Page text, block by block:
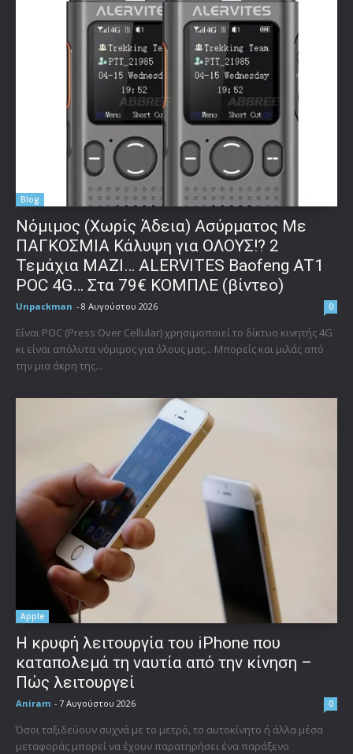
Blog
Νόμιμος (Χωρίς Άδεια) Ασύρματος Με
ΠΑΓΚΟΣΜΙΑ Κάλυψη για ΟΛΟΥΣ!? 2
Τεμάχια ΜΑΖΙ… ALERVITES Baofeng AT1
POC 4G… Στα 79€ ΚΟΜΠΛΕ (βίντεο)
Unpackman - 8 Αυγούστου 2026 0
Είναι POC (Press Over Cellular) χρησιμοποιεί το δίκτυο κινητής 4G
κι είναι απόλυτα νόμιμος για όλους μας... Μπορείς και μιλάς από
την μια άκρη της...
Apple
Η κρυφή λειτουργία του iPhone που
καταπολεμά τη ναυτία από την κίνηση –
Πώς λειτουργεί
Aniram - 7 Αυγούστου 2026 0
Όσοι ταξιδεύουν συχνά με το μετρό, το αυτοκίνητο ή άλλα μέσα
μεταφοράς μπορεί να έχουν παρατηρήσει ένα παράξενο